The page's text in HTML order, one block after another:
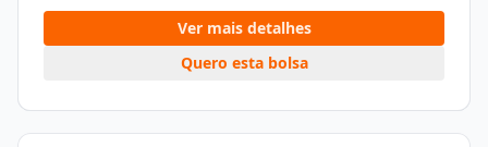
Ver mais detalhes
Quero esta bolsa